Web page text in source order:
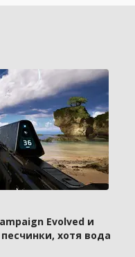
Evolved и
хотя вода